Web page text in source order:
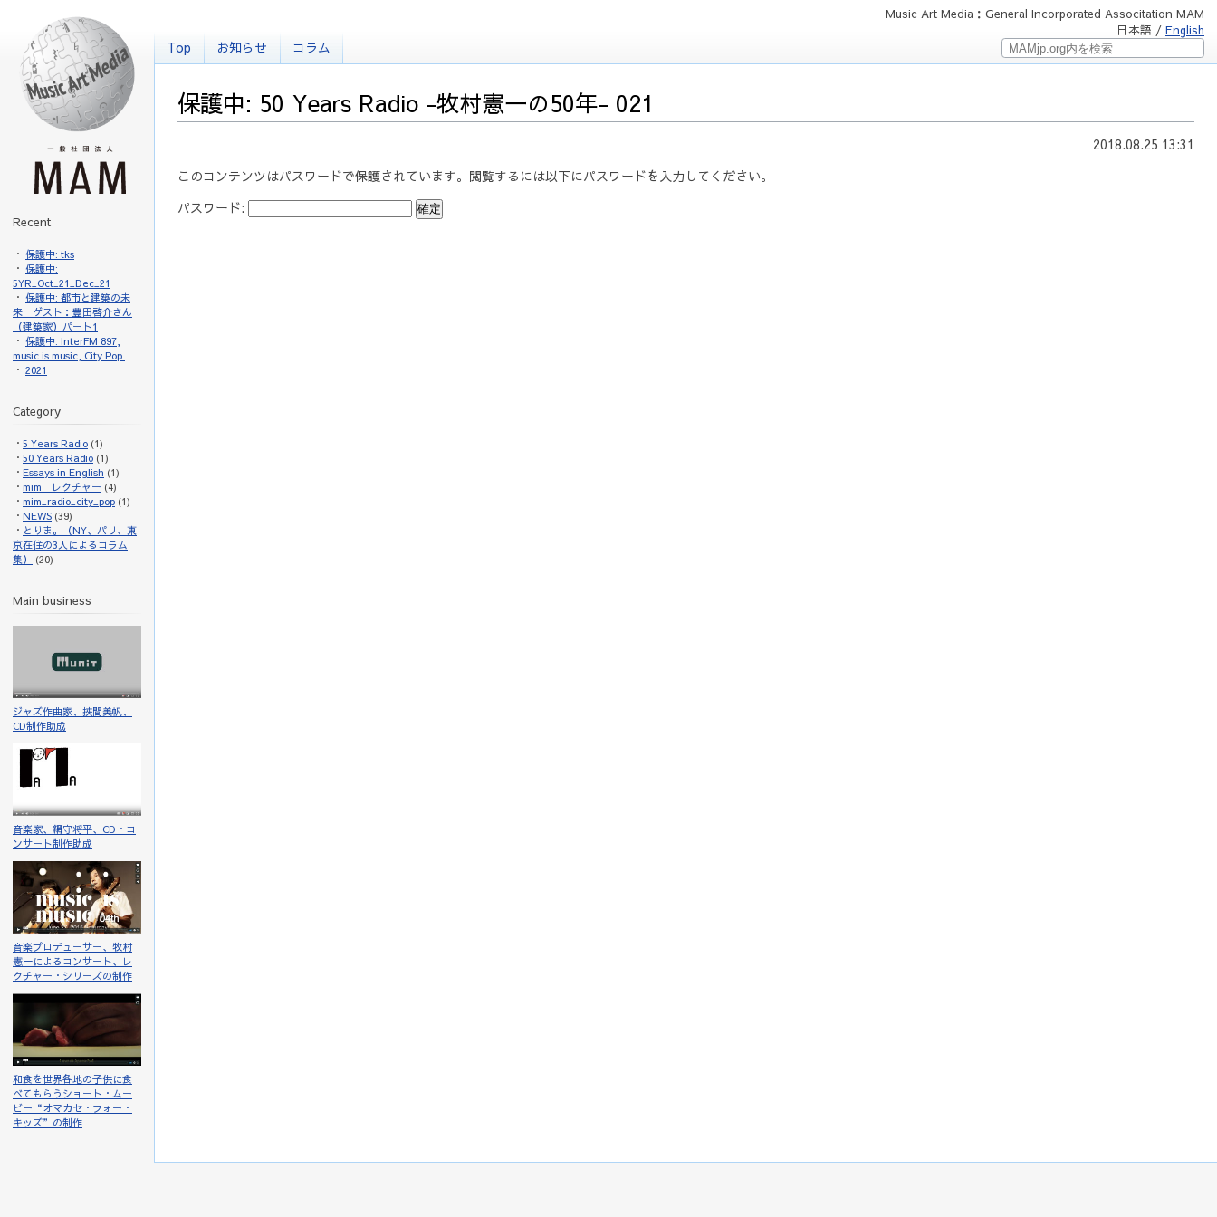
Top お知らせ コラム
Music Art Media：General Incorporated Associtation MAM
日本語 / English
保護中: 50 Years Radio -牧村憲一の50年- 021
2018.08.25 13:31
このコンテンツはパスワードで保護されています。閲覧するには以下にパスワードを入力してください。
パスワード:
Recent
保護中: tks
保護中:
5YR_Oct_21_Dec_21
保護中: 都市と建築の未
来 ゲスト：豊田啓介さん
（建築家）パート1
保護中: InterFM 897,
music is music, City Pop.
2021
Category
5 Years Radio (1)
50 Years Radio (1)
Essays in English (1)
mim レクチャー (4)
mim_radio_city_pop (1)
NEWS (39)
とりま。（NY、パリ、東
京在住の3人によるコラム
集）
(20)
Main business
ジャズ作曲家、挾間美帆、
CD制作助成
音楽家、網守将平、CD・コ
ンサート制作助成
音楽プロデューサー、牧村
憲一によるコンサート、レ
クチャー・シリーズの制作
和食を世界各地の子供に食
べてもらうショート・ムー
ビー“オマカセ・フォー・
キッズ”の制作